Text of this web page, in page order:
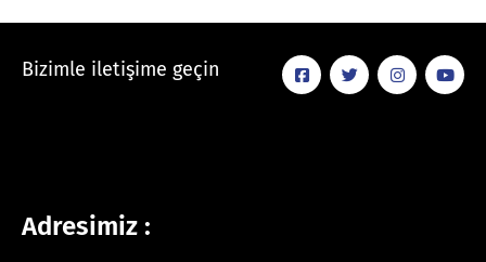
Bizimle iletişime geçin
Adresimiz :